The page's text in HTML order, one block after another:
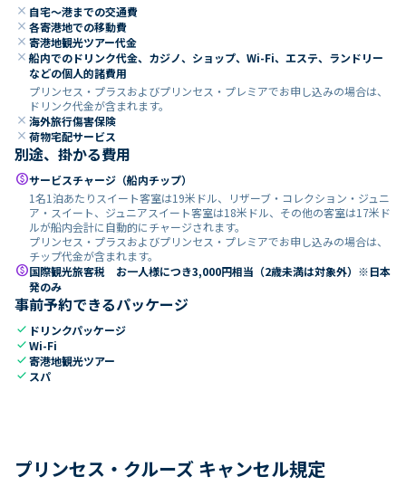
close 自宅～港までの交通費
close 各寄港地での移動費
close 寄港地観光ツアー代金
close 船内でのドリンク代金、カジノ、ショップ、Wi-Fi、エステ、ランドリー
などの個人的諸費用
プリンセス・プラスおよびプリンセス・プレミアでお申し込みの場合は、
ドリンク代金が含まれます。
close 海外旅行傷害保険
close 荷物宅配サービス
別途、掛かる費用
paidサービスチャージ（船内チップ）
1名1泊あたりスイート客室は19米ドル、リザーブ・コレクション・ジュニ
ア・スイート、ジュニアスイート客室は18米ドル、その他の客室は17米ド
ルが船内会計に自動的にチャージされます。
プリンセス・プラスおよびプリンセス・プレミアでお申し込みの場合は、
チップ代金が含まれます。
paid国際観光旅客税 お一人様につき3,000円相当（2歳未満は対象外）※日本
発のみ
事前予約できるパッケージ
check ドリンクパッケージ
checkWi-Fi
check寄港地観光ツアー
check スパ
プリンセス・クルーズ キャンセル規定